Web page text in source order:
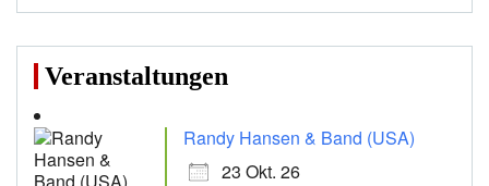
Veranstaltungen
Randy Hansen & Band (USA)
23 Okt. 26